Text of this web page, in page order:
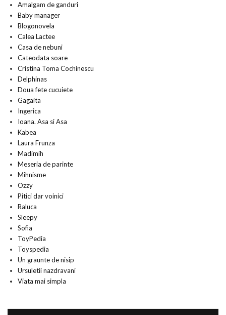
Amalgam de ganduri
Baby manager
Blogonovela
Calea Lactee
Casa de nebuni
Cateodata soare
Cristina Toma Cochinescu
Delphinas
Doua fete cucuiete
Gagaita
Ingerica
Ioana. Asa si Asa
Kabea
Laura Frunza
Madimih
Meseria de parinte
Mihnisme
Ozzy
Pitici dar voinici
Raluca
Sleepy
Sofia
ToyPedia
Toyspedia
Un graunte de nisip
Ursuletii nazdravani
Viata mai simpla